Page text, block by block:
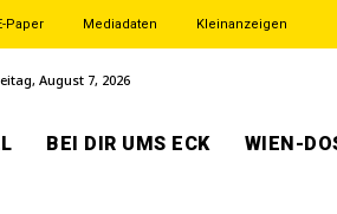
Paper Mediadaten Kleinanzeigen
August 7, 2026
BEI DIR UMS ECK WIEN-